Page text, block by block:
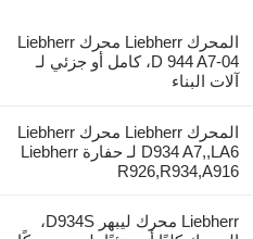
المحرك Liebherr محرك Liebherr
D 944 A7-04، كامل أو جزئي لـ
آلات البناء
المحرك Liebherr محرك Liebherr
D934 A7,,LA6 لـ حفارة Liebherr
R926,R934,A916
Liebherr محرك ليبهر D934S،